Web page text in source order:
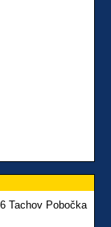
Tachov Pobočka